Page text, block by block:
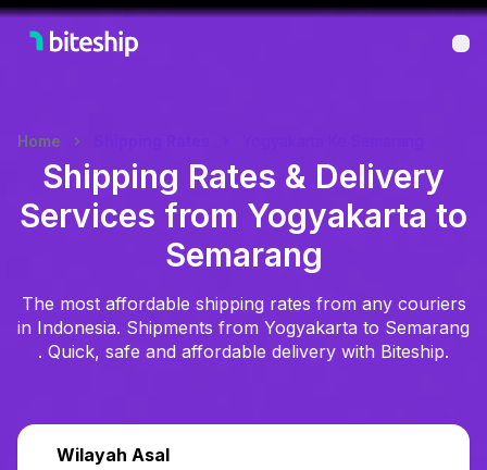
Home
Shipping Rates & Delivery
Services from Yogyakarta to
Semarang
The most affordable shipping rates from any couriers
in Indonesia. Shipments from Yogyakarta to Semarang
. Quick, safe and affordable delivery with Biteship.
Wilayah Asal